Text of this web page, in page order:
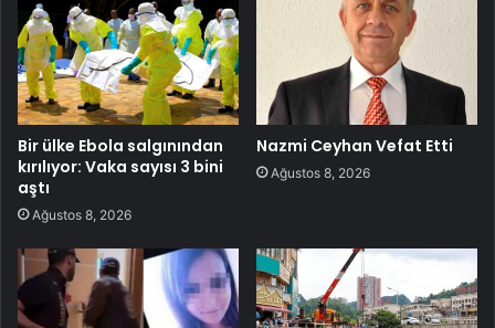
Bir ülke Ebola salgınından
kırılıyor: Vaka sayısı 3 bini
aştı
Ağustos 8, 2026
Nazmi Ceyhan Vefat Etti
Ağustos 8, 2026